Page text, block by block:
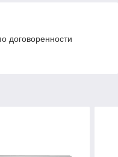
договоренности